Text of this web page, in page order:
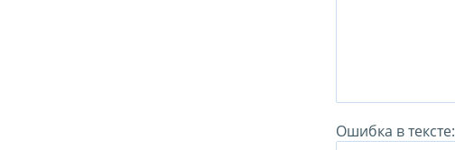
Ошибка в тексте: